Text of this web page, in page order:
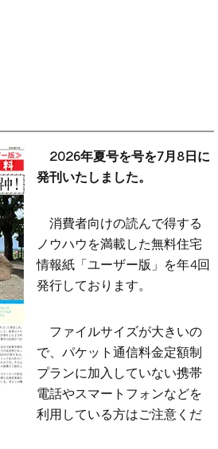
2026年夏号を号を7月8日に
発刊いたしました。
消費者向けの読んで得する
ノウハウを満載した無料住宅
情報紙「ユーザー版」を年4回
発行しております。
ファイルサイズが大きいの
で、パケット通信料金定額制
プランに加入していない携帯
電話やスマートフォンなどを
利用している方はご注意くだ